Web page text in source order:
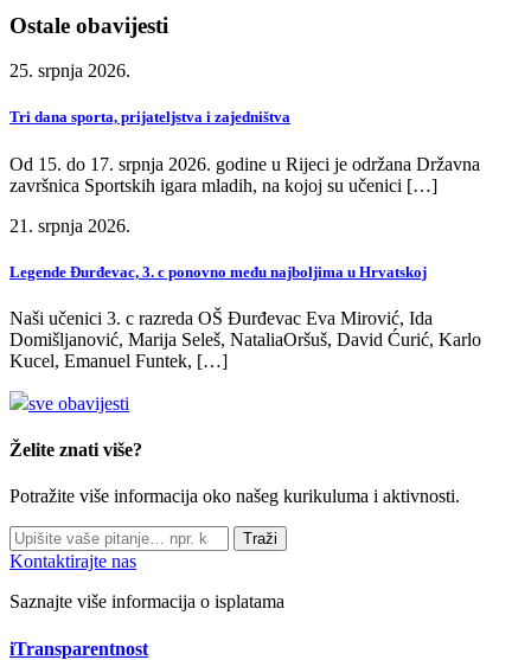
Ostale obavijesti
25. srpnja 2026.
Tri dana sporta, prijateljstva i zajedništva
Od 15. do 17. srpnja 2026. godine u Rijeci je održana Državna
završnica Sportskih igara mladih, na kojoj su učenici […]
21. srpnja 2026.
Legende Đurđevac, 3. c ponovno među najboljima u Hrvatskoj
Naši učenici 3. c razreda OŠ Đurđevac Eva Mirović, Ida
Domišljanović, Marija Seleš, NataliaOršuš, David Ćurić, Karlo
Kucel, Emanuel Funtek, […]
sve obavijesti
Želite znati više?
Potražite više informacija oko našeg kurikuluma i aktivnosti.
Traži
Kontaktirajte nas
Saznajte više informacija o isplatama
iTransparentnost